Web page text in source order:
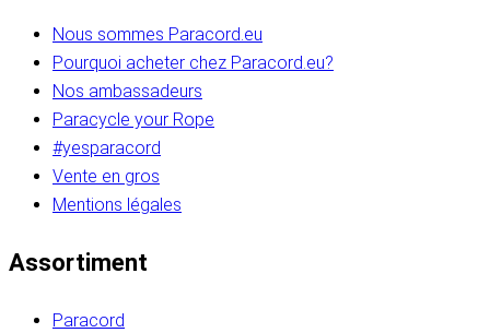
Nous sommes Paracord.eu
Pourquoi acheter chez Paracord.eu?
Nos ambassadeurs
Paracycle your Rope
#yesparacord
Vente en gros
Mentions légales
Assortiment
Paracord